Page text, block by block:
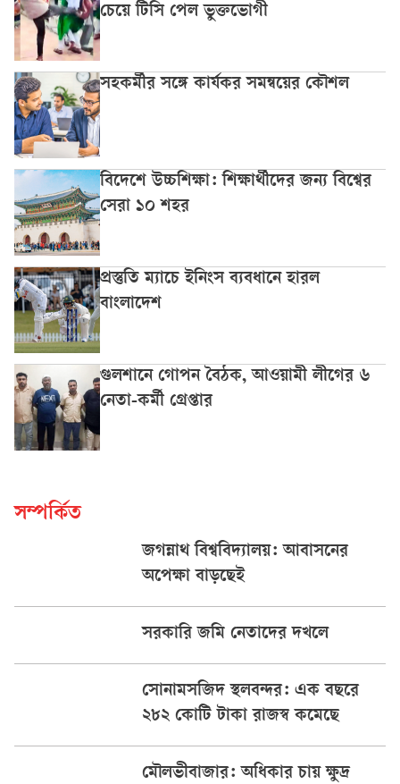
চেয়ে টিসি পেল ভুক্তভোগী
সহকর্মীর সঙ্গে কার্যকর সমন্বয়ের কৌশল
বিদেশে উচ্চশিক্ষা: শিক্ষার্থীদের জন্য বিশ্বের
সেরা ১০ শহর
প্রস্তুতি ম্যাচে ইনিংস ব্যবধানে হারল
বাংলাদেশ
গুলশানে গোপন বৈঠক, আওয়ামী লীগের ৬
নেতা-কর্মী গ্রেপ্তার
সম্পর্কিত
জগন্নাথ বিশ্ববিদ্যালয়: আবাসনের
অপেক্ষা বাড়ছেই
সরকারি জমি নেতাদের দখলে
সোনামসজিদ স্থলবন্দর: এক বছরে
২৮২ কোটি টাকা রাজস্ব কমেছে
মৌলভীবাজার: অধিকার চায় ক্ষুদ্র